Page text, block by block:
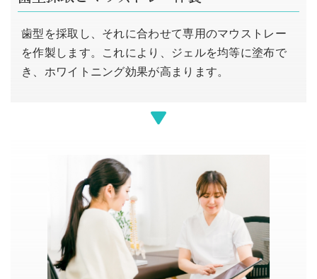
歯型を採取し、それに合わせて専用のマウストレー
を作製します。これにより、ジェルを均等に塗布で
き、ホワイトニング効果が高まります。